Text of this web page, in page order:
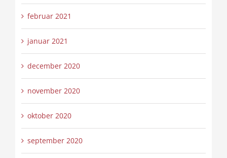
februar 2021
januar 2021
december 2020
november 2020
oktober 2020
september 2020